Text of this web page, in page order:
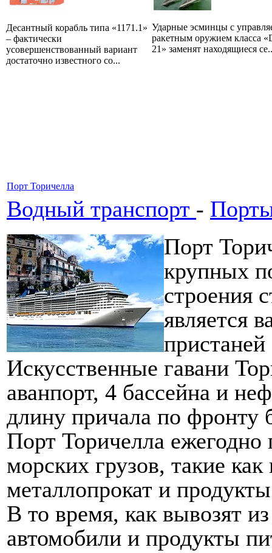
Десантный корабль типа «1171.1»
– фактически
усовершенствованный вариант
достаточно известного со...
Ударные эсминцы с
ракетным оружием класса
21» заменят находящиеся
Порт Торичелла
Водный транспорт -
Порт
крупных
строения
является
Искусственные гавани
аванпорт, 4 бассейна и
длину причала по фронту
Порт Торичелла
морских грузов, такие
металлопрокат и
В то время, как вывозят
автомобили и продукты